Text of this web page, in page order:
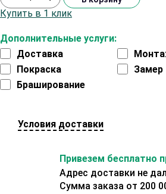
Дополнительные услуги:
Доставка
Покраска
Замер
Браширование
Купить в 1 клик
Условия доставки
Привезем бесплатно
Адрес доставки не
Сумма заказа от 200